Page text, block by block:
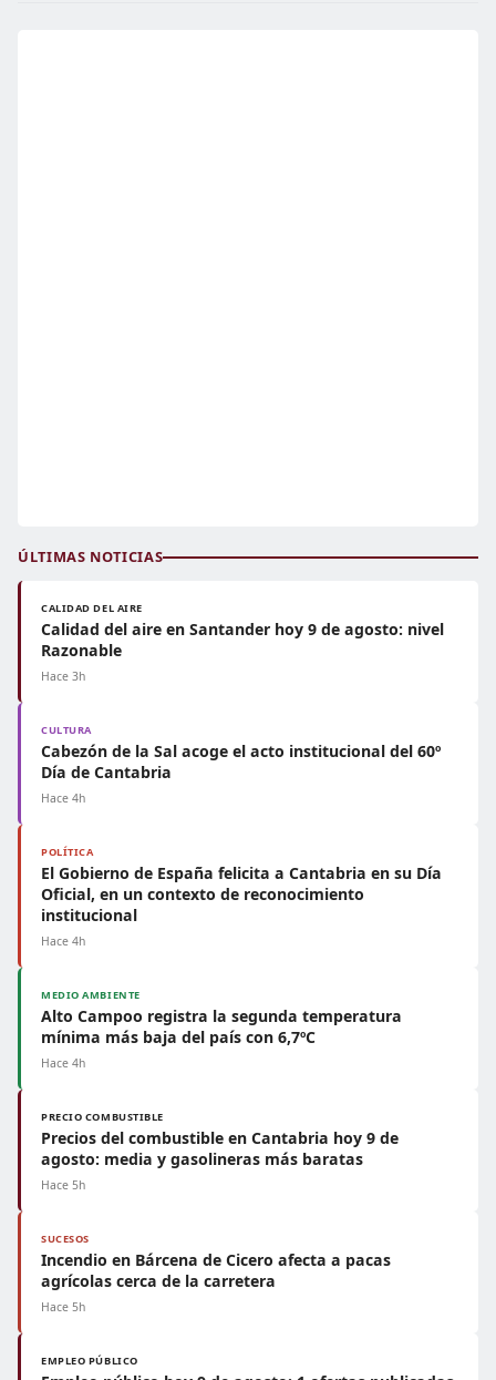
ÚLTIMAS NOTICIAS
CALIDAD DEL AIRE
Calidad del aire en Santander hoy 9 de agosto: nivel
Razonable
Hace 3h
CULTURA
Cabezón de la Sal acoge el acto institucional del 60º
Día de Cantabria
Hace 4h
POLÍTICA
El Gobierno de España felicita a Cantabria en su Día
Oficial, en un contexto de reconocimiento
institucional
Hace 4h
MEDIO AMBIENTE
Alto Campoo registra la segunda temperatura
mínima más baja del país con 6,7ºC
Hace 4h
PRECIO COMBUSTIBLE
Precios del combustible en Cantabria hoy 9 de
agosto: media y gasolineras más baratas
Hace 5h
SUCESOS
Incendio en Bárcena de Cicero afecta a pacas
agrícolas cerca de la carretera
Hace 5h
EMPLEO PÚBLICO